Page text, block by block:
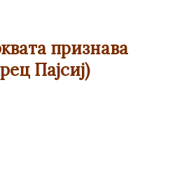
признава
Пајсиј)